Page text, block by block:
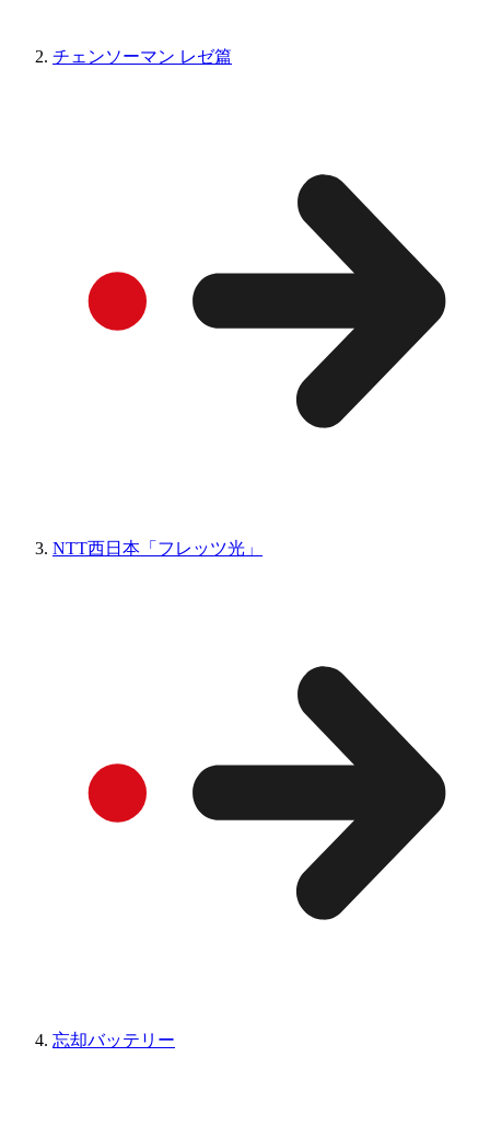
チェンソーマン レゼ篇
NTT西日本「フレッツ光」
忘却バッテリー